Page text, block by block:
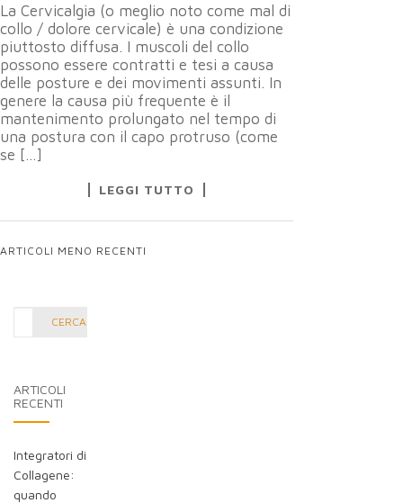
La Cervicalgia (o meglio noto come mal di
collo / dolore cervicale) è una condizione
piuttosto diffusa. I muscoli del collo
possono essere contratti e tesi a causa
delle posture e dei movimenti assunti. In
genere la causa più frequente è il
mantenimento prolungato nel tempo di
una postura con il capo protruso (come
se […]
LEGGI TUTTO
ARTICOLI MENO RECENTI
CERCA
ARTICOLI
RECENTI
Integratori di
Collagene:
quando